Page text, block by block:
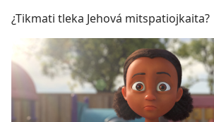
¿Tikmati tleka Jehová mitspatiojkaita?